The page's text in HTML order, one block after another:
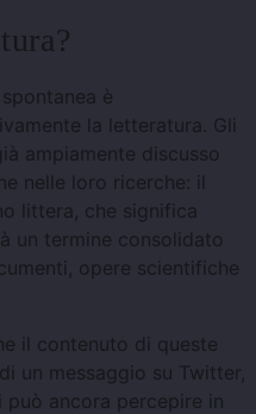
è
la letteratura. Gli
ampiamente discusso
nelle loro ricerche: il
littera, che significa
un termine consolidato
opere scientifiche
il contenuto di queste
un messaggio su Twitter,
ancora percepire in